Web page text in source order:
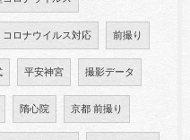
コロナウイルス対応 前撮り
平安神宮 撮影データ
隋心院 京都 前撮り